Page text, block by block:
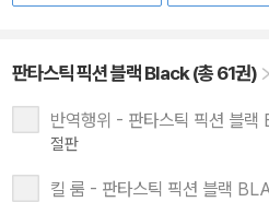
판타스틱 픽션 블랙 Black (총 61권)
반역행위 - 판타스틱 픽션 블
절판
킬 룸 - 판타스틱 픽션 블랙